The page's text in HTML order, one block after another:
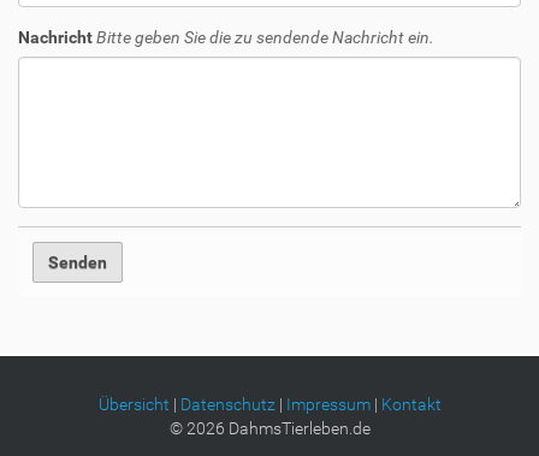
NachrichtBitte geben Sie die zu sendende Nachricht ein.
Übersicht | Datenschutz| Impressum| Kontakt
©2026 DahmsTierleben.de